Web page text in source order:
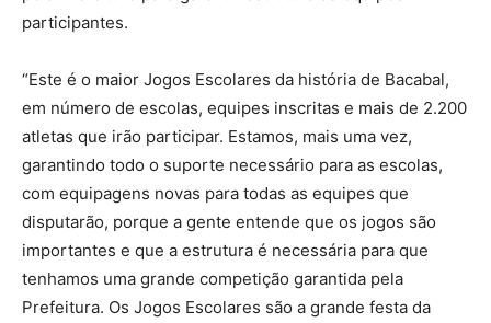
participantes.
“Este é o maior Jogos Escolares da história de Bacabal,
em número de escolas, equipes inscritas e mais de 2.200
atletas que irão participar. Estamos, mais uma vez,
garantindo todo o suporte necessário para as escolas,
com equipagens novas para todas as equipes que
disputarão, porque a gente entende que os jogos são
importantes e que a estrutura é necessária para que
tenhamos uma grande competição garantida pela
Prefeitura. Os Jogos Escolares são a grande festa da